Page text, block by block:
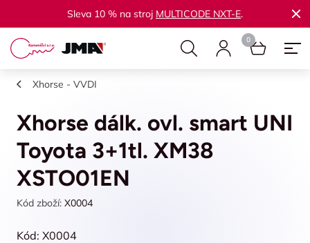
Sleva 10 % na stroj MULTICODE NXT-E.
Xhorse - VVDI
Xhorse dálk. ovl. smart UNI
Toyota 3+1tl. XM38
XSTO01EN
Kód zboží: X0004
Kód: X0004